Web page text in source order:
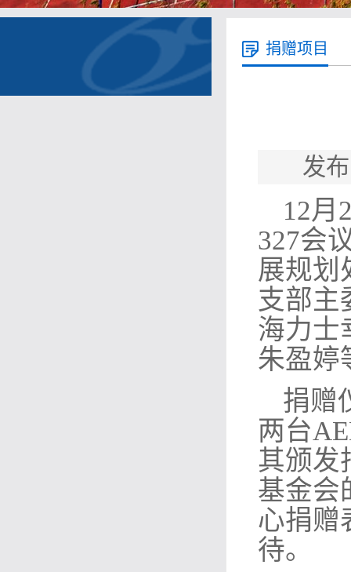
捐赠项目
发
12月
327会
展规划
支部主
海力士
朱盈婷
捐赠
两台
其颁发
基金会
心捐赠
待。